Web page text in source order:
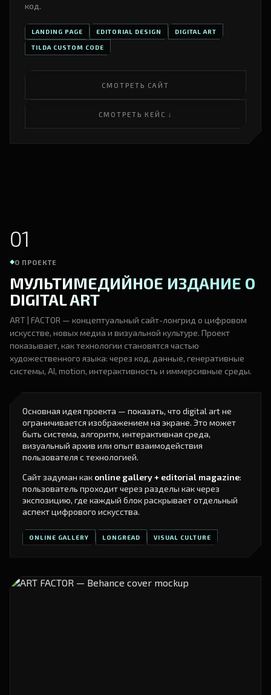
код.
LANDING PAGE EDITORIAL DESIGN DIGITAL ART
TILDA CUSTOM CODE
СМОТРЕТЬ САЙТ
СМОТРЕТЬ КЕЙС ↓
01
О ПРОЕКТЕ
МУЛЬТИМЕДИЙНОЕ ИЗДАНИЕ О
DIGITAL ART
ART | FACTOR — концептуальный сайт-лонгрид о цифровом
искусстве, новых медиа и визуальной культуре. Проект
показывает, как технологии становятся частью
художественного языка: через код, данные, генеративные
системы, AI, motion, интерактивность и иммерсивные среды.
Основная идея проекта — показать, что digital art не
ограничивается изображением на экране. Это может
быть система, алгоритм, интерактивная среда,
визуальный архив или опыт взаимодействия
пользователя с технологией.
Сайт задуман как online gallery + editorial magazine:
пользователь проходит через разделы как через
экспозицию, где каждый блок раскрывает отдельный
аспект цифрового искусства.
ONLINE GALLERY LONGREAD VISUAL CULTURE